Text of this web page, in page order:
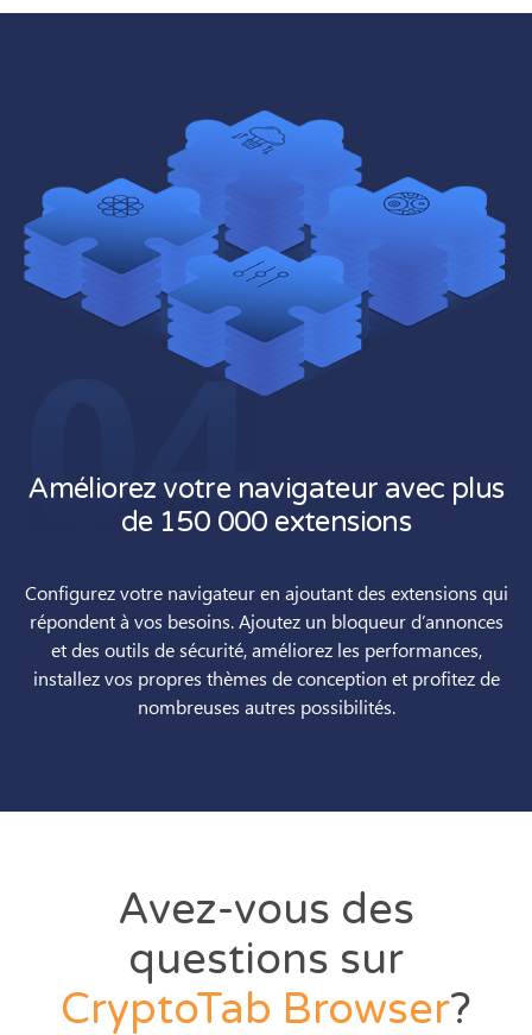
Améliorez votre navigateur avec plus
de 150 000 extensions
Configurez votre navigateur en ajoutant des extensions qui
répondent à vos besoins. Ajoutez un bloqueur d’annonces
et des outils de sécurité, améliorez les performances,
installez vos propres thèmes de conception et profitez de
nombreuses autres possibilités.
04
Avez-vous des
questions sur
CryptoTab Browser?